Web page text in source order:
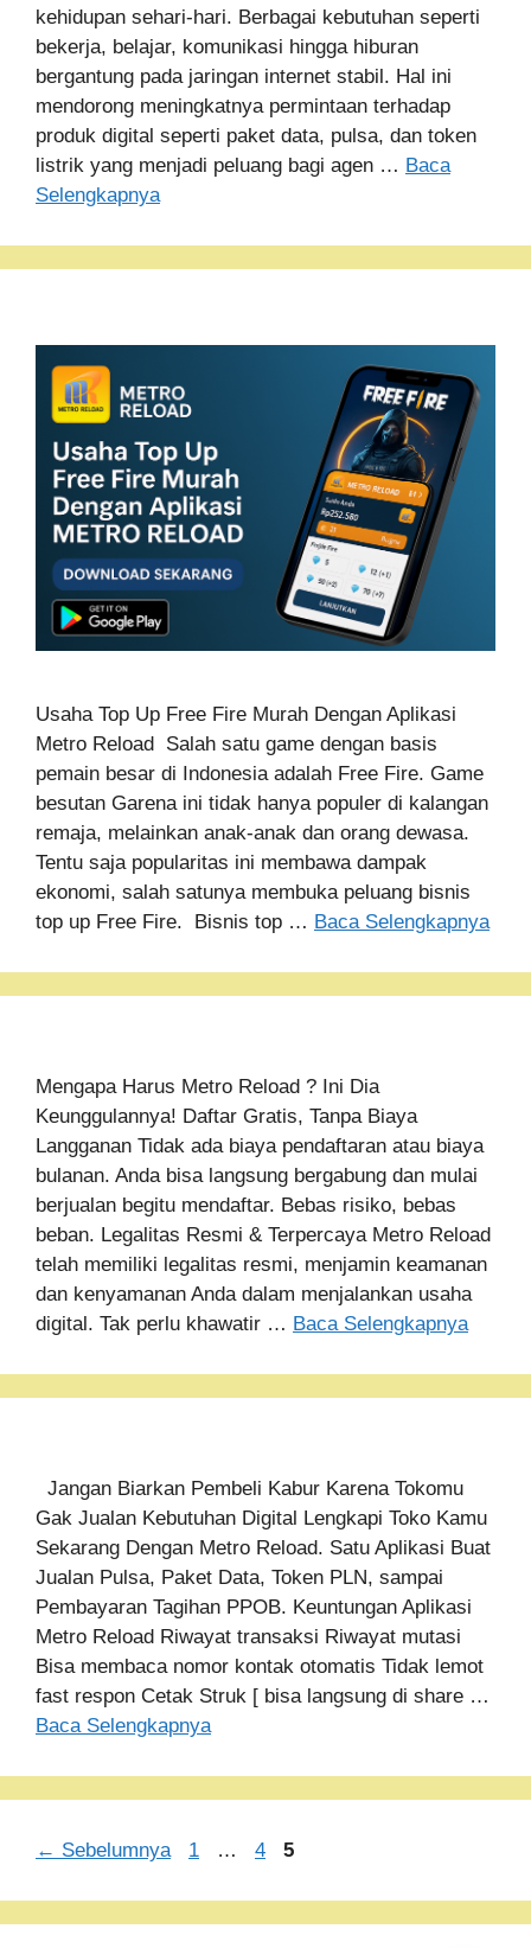
kehidupan sehari-hari. Berbagai kebutuhan seperti
bekerja, belajar, komunikasi hingga hiburan
bergantung pada jaringan internet stabil. Hal ini
mendorong meningkatnya permintaan terhadap
produk digital seperti paket data, pulsa, dan token
listrik yang menjadi peluang bagi agen … Baca
Selengkapnya
Usaha Top Up Free Fire Murah Dengan Aplikasi
Metro Reload Salah satu game dengan basis
pemain besar di Indonesia adalah Free Fire. Game
besutan Garena ini tidak hanya populer di kalangan
remaja, melainkan anak-anak dan orang dewasa.
Tentu saja popularitas ini membawa dampak
ekonomi, salah satunya membuka peluang bisnis
top up Free Fire. Bisnis top … Baca Selengkapnya
Mengapa Harus Metro Reload ? Ini Dia
Keunggulannya! Daftar Gratis, Tanpa Biaya
Langganan Tidak ada biaya pendaftaran atau biaya
bulanan. Anda bisa langsung bergabung dan mulai
berjualan begitu mendaftar. Bebas risiko, bebas
beban. Legalitas Resmi & Terpercaya Metro Reload
telah memiliki legalitas resmi, menjamin keamanan
dan kenyamanan Anda dalam menjalankan usaha
digital. Tak perlu khawatir … Baca Selengkapnya
Jangan Biarkan Pembeli Kabur Karena Tokomu
Gak Jualan Kebutuhan Digital Lengkapi Toko Kamu
Sekarang Dengan Metro Reload. Satu Aplikasi Buat
Jualan Pulsa, Paket Data, Token PLN, sampai
Pembayaran Tagihan PPOB. Keuntungan Aplikasi
Metro Reload Riwayat transaksi Riwayat mutasi
Bisa membaca nomor kontak otomatis Tidak lemot
fast respon Cetak Struk [ bisa langsung di share …
Baca Selengkapnya
← Sebelumnya Halaman
1 … Halaman
4 Halaman
5